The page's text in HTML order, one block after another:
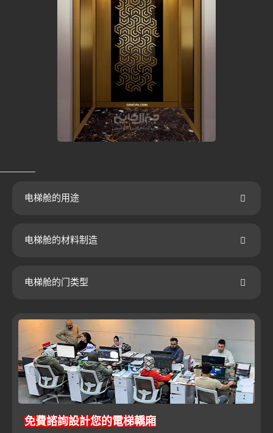
电梯舱的用途
电梯舱的材料制造
电梯舱的门类型
免費諮詢設計您的電梯轎廂